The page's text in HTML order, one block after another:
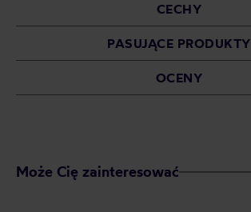
CECHY
PASUJĄCE PRODUKTY
OCENY
Może Cię zainteresować